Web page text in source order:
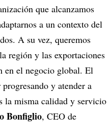
que alcanzamos
a un contexto del
A su vez, queremos
región y las exportaciones
en el negocio global. El
y atender a
la misma calidad y servicio
Bonfiglio, CEO de